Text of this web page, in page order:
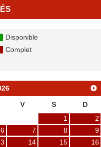
Disponible
Complet
V S
D
1
2
6 7 8
9
14 15
16